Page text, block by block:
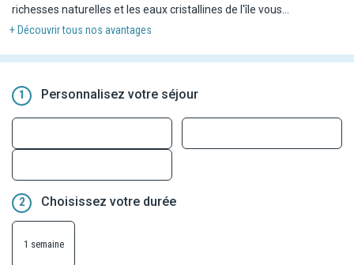
richesses naturelles et les eaux cristallines de l'île vous
apporteront sérénité et émerveillement durant ce circuit !
+ Découvrir tous nos avantages
1 Personnalisez votre séjour
2 Choisissez votre durée
1 semaine